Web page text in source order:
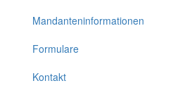
Mandanteninformationen
Formulare
Kontakt